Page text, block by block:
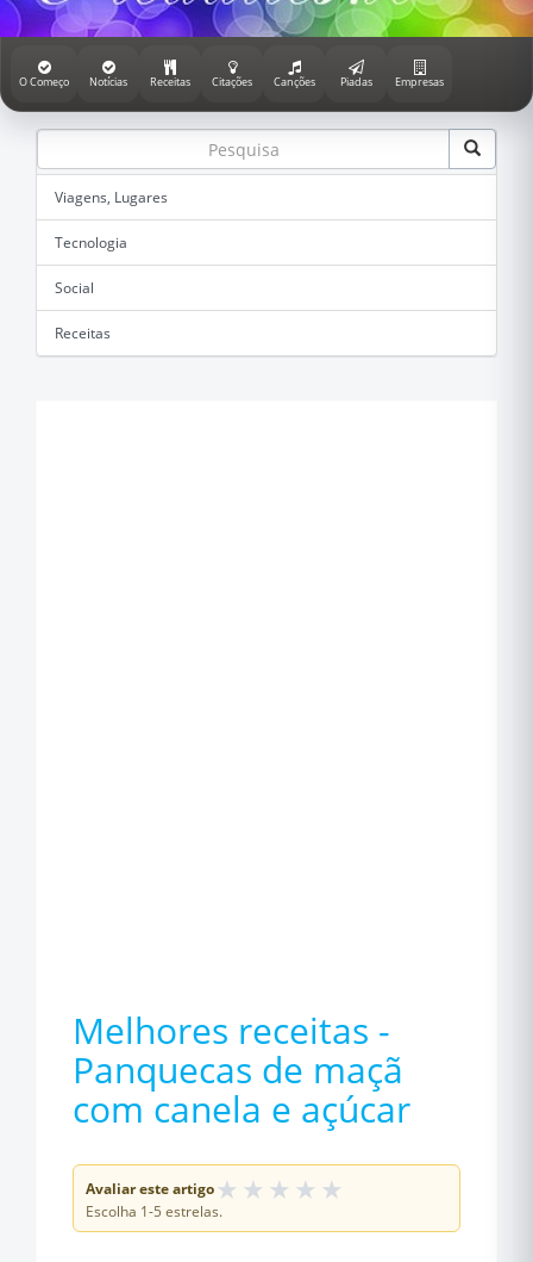
O Começo Notícias Receitas Citações Canções Piadas Empresas
Viagens, Lugares
Tecnologia
Social
Receitas
Melhores receitas -
Panquecas de maçã
com canela e açúcar
Avaliar este artigo★ ★ ★ ★ ★
Escolha 1-5 estrelas.